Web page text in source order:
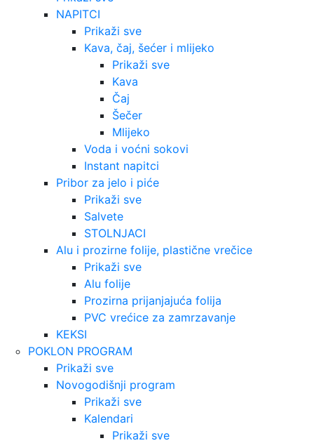
NAPITCI
Prikaži sve
Kava, čaj, šećer i mlijeko
Prikaži sve
Kava
Čaj
Šečer
Mlijeko
Voda i voćni sokovi
Instant napitci
Pribor za jelo i piće
Prikaži sve
Salvete
STOLNJACI
Alu i prozirne folije, plastične vrečice
Prikaži sve
Alu folije
Prozirna prijanjajuća folija
PVC vrećice za zamrzavanje
KEKSI
POKLON PROGRAM
Prikaži sve
Novogodišnji program
Prikaži sve
Kalendari
Prikaži sve